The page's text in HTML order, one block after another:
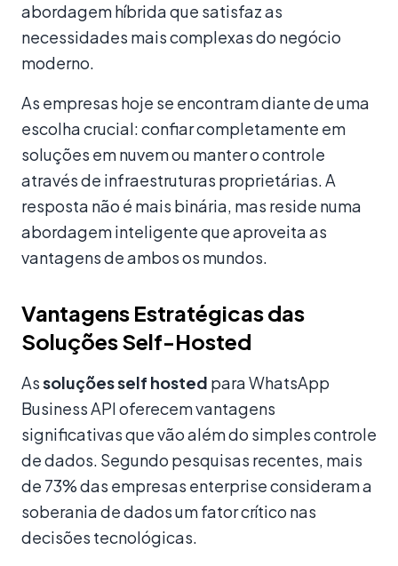
abordagem híbrida que satisfaz as
necessidades mais complexas do negócio
moderno.
As empresas hoje se encontram diante de uma
escolha crucial: confiar completamente em
soluções em nuvem ou manter o controle
através de infraestruturas proprietárias. A
resposta não é mais binária, mas reside numa
abordagem inteligente que aproveita as
vantagens de ambos os mundos.
Vantagens Estratégicas das
Soluções Self-Hosted
Assoluções self hosted para WhatsApp
Business API oferecem vantagens
significativas que vão além do simples controle
de dados. Segundo pesquisas recentes, mais
de 73% das empresas enterprise consideram a
soberania de dados um fator crítico nas
decisões tecnológicas.